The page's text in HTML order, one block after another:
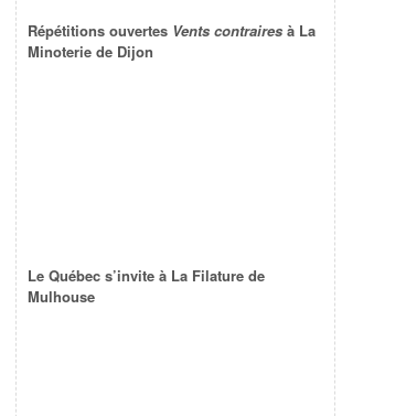
Répétitions ouvertes Vents contraires à La
Minoterie de Dijon
Le Québec s’invite à La Filature de
Mulhouse